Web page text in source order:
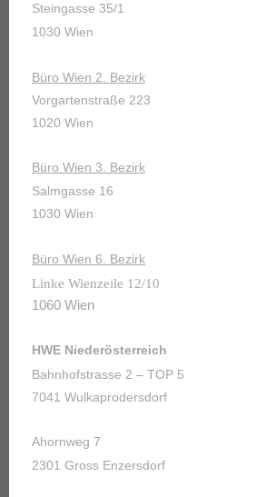
Steingasse 35/1
1030 Wien
Büro Wien 2. Bezirk
Vorgartenstraße 223
1020 Wien
Büro Wien 3. Bezirk
Salmgasse 16
1030 Wien
Büro Wien 6. Bezirk
Linke Wienzeile 12/10
1060 Wien
HWE Niederösterreich
Bahnhofstrasse 2 – TOP 5
7041 Wulkaprodersdorf
Ahornweg 7
2301 Gross Enzersdorf